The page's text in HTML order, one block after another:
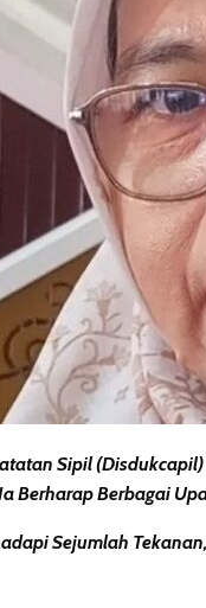
Sipil
Berharap Berbagai
Sejumlah